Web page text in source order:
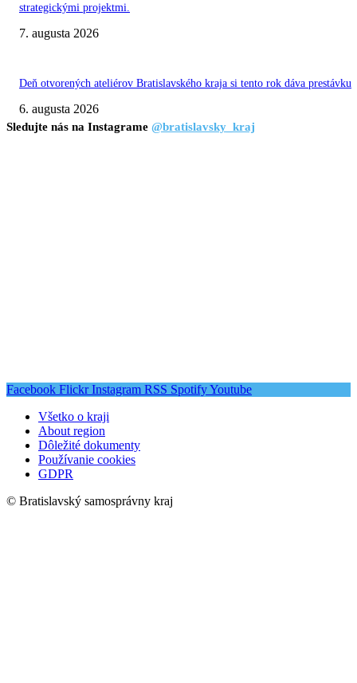
strategickými projektmi.
7. augusta 2026
Deň otvorených ateliérov Bratislavského kraja si tento rok dáva prestávku
6. augusta 2026
Sledujte nás na Instagrame @bratislavsky_kraj
Facebook Flickr Instagram RSS SpotifyYoutube
Všetko o kraji
About region
Dôležité dokumenty
Používanie cookies
GDPR
© Bratislavský samosprávny kraj